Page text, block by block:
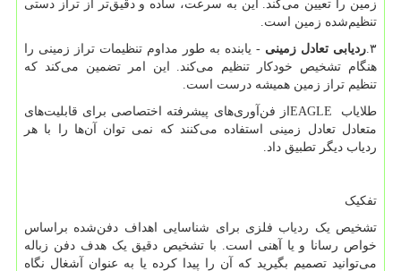
زمین را تعیین می‌کند. این به سرعت، ساده و دقیق‌تر از تراز دستی
تنظیم‌شده زمین است.
۳. ردیابی تعادل زمینی - یابنده به طور مداوم تنظیمات تراز زمینی را
هنگام تشخیص خودکار تنظیم می‌کند. این امر تضمین می‌کند که
تنظیم تراز زمین همیشه درست است.
طلایاب
EAGLEاز فن‌آوری‌های پیشرفته اختصاصی برای قابلیت‌های
متعادل تعادل زمینی استفاده می‌کنند که نمی توان آن‌ها را با هر
ردیاب دیگر تطبیق داد.
تفکیک
تشخیص یک ردیاب فلزی برای شناسایی اهداف دفن‌شده براساس
خواص رسانا و یا آهنی است. با تشخیص دقیق یک هدف دفن زباله
می‌توانید تصمیم بگیرید که آن را پیدا کرده یا به عنوان آشغال نگاه